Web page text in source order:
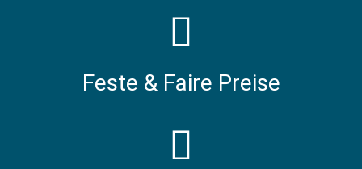
Feste & Faire Preise